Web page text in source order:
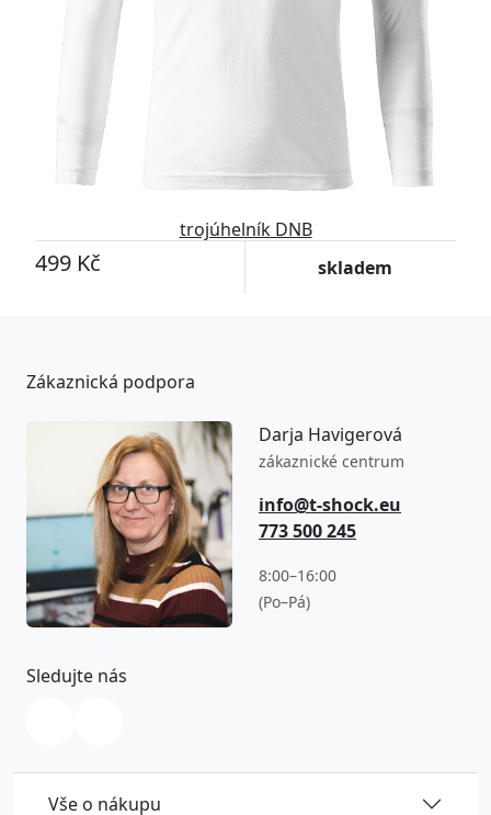
trojúhelník DNB
499 Kč skladem
Vše o nákupu
Zákaznická podpora
Darja Havigerová
zákaznické centrum
info@t-shock.eu
773 500 245
8:00–16:00
(Po–Pá)
Sledujte nás